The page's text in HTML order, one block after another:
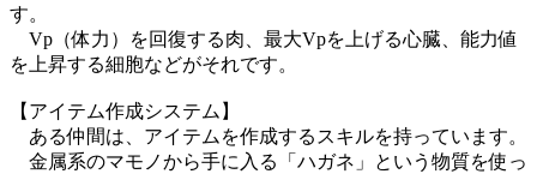
す。
Vp（体力）を回復する肉、最大Vpを上げる心臓、能力値
を上昇する細胞などがそれです。
【アイテム作成システム】
ある仲間は、アイテムを作成するスキルを持っています。
金属系のマモノから手に入る「ハガネ」という物質を使っ